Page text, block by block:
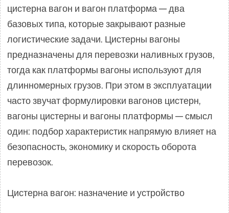
цистерна вагон и вагон платформа — два
базовых типа, которые закрывают разные
логистические задачи. Цистерны вагоны
предназначены для перевозки наливных грузов,
тогда как платформы вагоны используют для
длинномерных грузов. При этом в эксплуатации
часто звучат формулировки вагонов цистерн,
вагоны цистерны и вагоны платформы — смысл
один: подбор характеристик напрямую влияет на
безопасность, экономику и скорость оборота
перевозок.
Цистерна вагон: назначение и устройство